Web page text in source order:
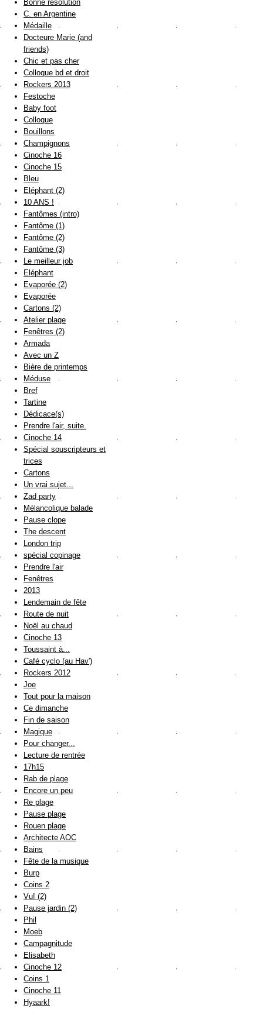
Bonne résolution
C. en Argentine
Médaille
Docteure Marie (and
friends)
Chic et pas cher
Colloque bd et droit
Rockers 2013
Festoche
Baby foot
Colloque
Bouillons
Champignons
Cinoche 16
Cinoche 15
Bleu
Eléphant (2)
10 ANS !
Fantômes (intro)
Fantôme (1)
Fantôme (2)
Fantôme (3)
Le meilleur job
Eléphant
Evaporée (2)
Evaporée
Cartons (2)
Atelier plage
Fenêtres (2)
Armada
Avec un Z
Bière de printemps
Méduse
Bref
Tartine
Dédicace(s)
Prendre l'air, suite.
Cinoche 14
Spécial souscripteurs et
trices
Cartons
Un vrai sujet...
Zad party
Mélancolique balade
Pause clope
The descent
London trip
spécial copinage
Prendre l'air
Fenêtres
2013
Lendemain de fête
Route de nuit
Noël au chaud
Cinoche 13
Toussaint à...
Café cyclo (au Hav')
Rockers 2012
Joe
Tout pour la maison
Ce dimanche
Fin de saison
Magique
Pour changer...
Lecture de rentrée
17h15
Rab de plage
Encore un peu
Re plage
Pause plage
Rouen plage
Architecte AOC
Bains
Fête de la musique
Burp
Coins 2
Vu! (2)
Pause jardin (2)
Phil
Moeb
Campagnitude
Elisabeth
Cinoche 12
Coins 1
Cinoche 11
Hyaark!